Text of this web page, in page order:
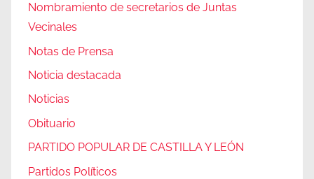
Nombramiento de secretarios de Juntas
Vecinales
Notas de Prensa
Noticia destacada
Noticias
Obituario
PARTIDO POPULAR DE CASTILLA Y LEÓN
Partidos Políticos